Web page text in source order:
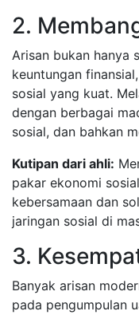
2.
Arisan bukan hanya
keuntungan
sosial yang kuat.
dengan berbagai
sosial, dan bahkan
Kutipan dari ahli:
pakar ekonomi
kebersamaan dan
jaringan sosial di
3.
Banyak arisan
pada pengumpulan